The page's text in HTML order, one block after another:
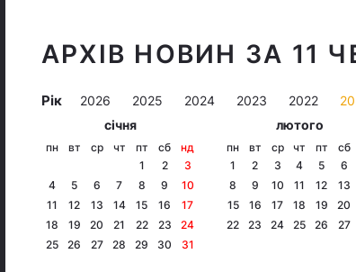
АРХІВ НОВИН ЗА 11
Рік 2026 2025 2024 2023 2022
січня
пн вт ср чт пт сб
нд
1
2
3
4
5 6 7 8 9
10
11
12 13 14 15 16
17
18
19 20 21 22 23
24
25
26 27 28 29 30 31
лютого
пн вт ср чт пт сб
1
2 3 4 5 6
8
9 10 11 12 13
15
16 17 18 19 20
22
23 24 25 26 27